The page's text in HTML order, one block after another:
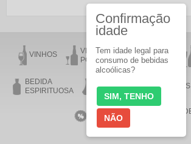
VINHOS
VINHO DO
PORTO
VINHO DA
MADEIRA
BEDIDA
ESPIRITUOSA
AZEITE ACESSÓRIOS
VINHOS EM
PROMOÇÃO
Confirmação
idade
Tem idade legal para
consumo de bebidas
alcoólicas?
SIM, TENHO
NÃO